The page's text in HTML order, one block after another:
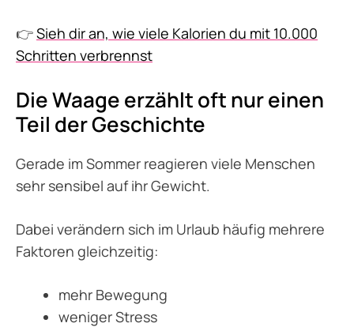
👉Sieh dir an, wie viele Kalorien du mit 10.000
Schritten verbrennst
Die Waage erzählt oft nur einen
Teil der Geschichte
Gerade im Sommer reagieren viele Menschen
sehr sensibel auf ihr Gewicht.
Dabei verändern sich im Urlaub häufig mehrere
Faktoren gleichzeitig:
mehr Bewegung
weniger Stress